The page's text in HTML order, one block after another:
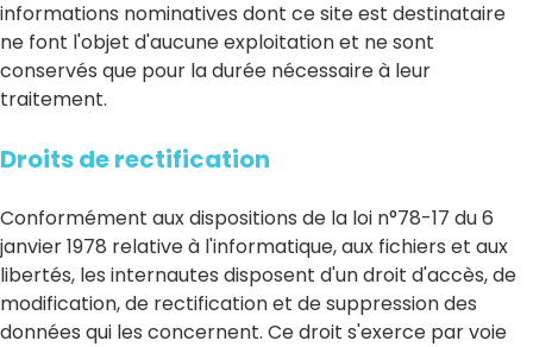
informations nominatives dont ce site est destinataire
ne font l'objet d'aucune exploitation et ne sont
conservés que pour la durée nécessaire à leur
traitement.
Droits de rectification
Conformément aux dispositions de la loi n°78-17 du 6
janvier 1978 relative à l'informatique, aux fichiers et aux
libertés, les internautes disposent d'un droit d'accès, de
modification, de rectification et de suppression des
données qui les concernent. Ce droit s'exerce par voie